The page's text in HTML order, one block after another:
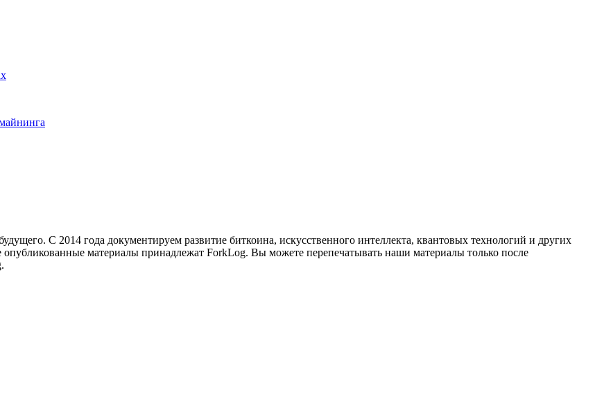
С 2014 года документируем развитие биткоина, искусственного интеллекта, квантовых технологий и других
опубликованные материалы принадлежат ForkLog. Вы можете перепечатывать наши материалы только после